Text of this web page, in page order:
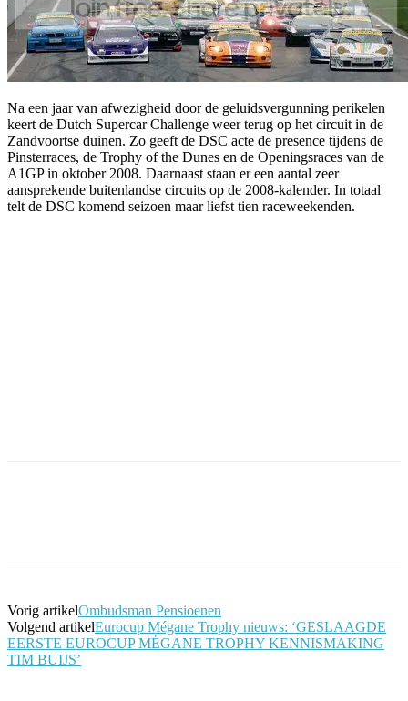
Na een jaar van afwezigheid door de geluidsvergunning perikelen
keert de Dutch Supercar Challenge weer terug op het circuit in de
Zandvoortse duinen. Zo geeft de DSC acte de presence tijdens de
Pinsterraces, de Trophy of the Dunes en de Openingsraces van de
A1GP in oktober 2008. Daarnaast staan er een aantal zeer
aansprekende buitenlandse circuits op de 2008-kalender. In totaal
telt de DSC komend seizoen maar liefst tien raceweekenden.
Vorig artikelOmbudsman Pensioenen
Volgend artikelEurocup Mégane Trophy nieuws: ‘GESLAAGDE
EERSTE EUROCUP MÉGANE TROPHY KENNISMAKING
TIM BUIJS’